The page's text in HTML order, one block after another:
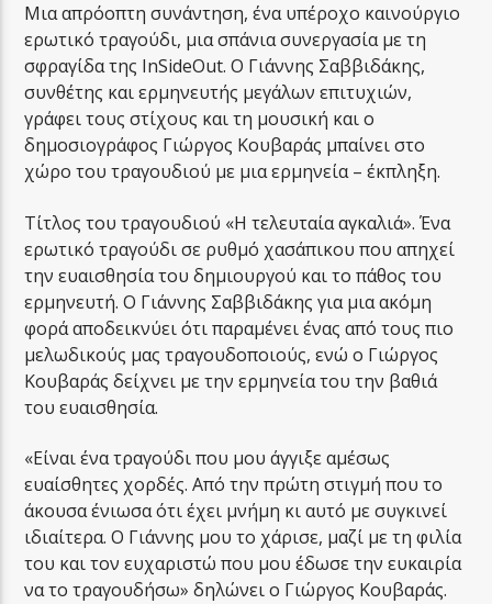
Μια απρόοπτη συνάντηση, ένα υπέροχο καινούργιο
ερωτικό τραγούδι, μια σπάνια συνεργασία με τη
σφραγίδα της InSideOut. Ο Γιάννης Σαββιδάκης,
συνθέτης και ερμηνευτής μεγάλων επιτυχιών,
γράφει τους στίχους και τη μουσική και ο
δημοσιογράφος Γιώργος Κουβαράς μπαίνει στο
χώρο του τραγουδιού με μια ερμηνεία – έκπληξη.
Τίτλος του τραγουδιού «Η τελευταία αγκαλιά». Ένα
ερωτικό τραγούδι σε ρυθμό χασάπικου που απηχεί
την ευαισθησία του δημιουργού και το πάθος του
ερμηνευτή. Ο Γιάννης Σαββιδάκης για μια ακόμη
φορά αποδεικνύει ότι παραμένει ένας από τους πιο
μελωδικούς μας τραγουδοποιούς, ενώ ο Γιώργος
Κουβαράς δείχνει με την ερμηνεία του την βαθιά
του ευαισθησία.
«Είναι ένα τραγούδι που μου άγγιξε αμέσως
ευαίσθητες χορδές. Από την πρώτη στιγμή που το
άκουσα ένιωσα ότι έχει μνήμη κι αυτό με συγκινεί
ιδιαίτερα. Ο Γιάννης μου το χάρισε, μαζί με τη φιλία
του και τον ευχαριστώ που μου έδωσε την ευκαιρία
να το τραγουδήσω» δηλώνει ο Γιώργος Κουβαράς.